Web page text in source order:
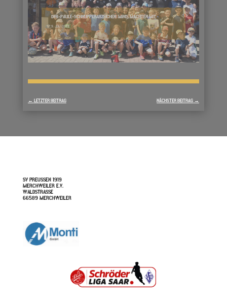
DFB-PAULE-SCHNUPPERABZEICHEN: MINIS MACHTEN MIT
9. JULI 2023
← LETZTER BEITRAG NÄCHSTER BEITRAG →
SV PREUSSEN 1919
MERCHWEILER E.V.
WALDSTRASSE
66589 MERCHWEILER